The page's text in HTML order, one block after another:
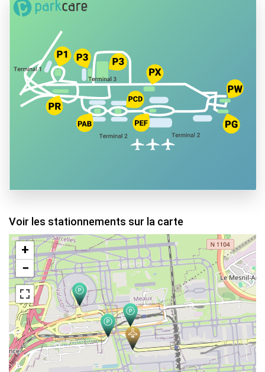
Voir les stationnements sur la carte
+
−